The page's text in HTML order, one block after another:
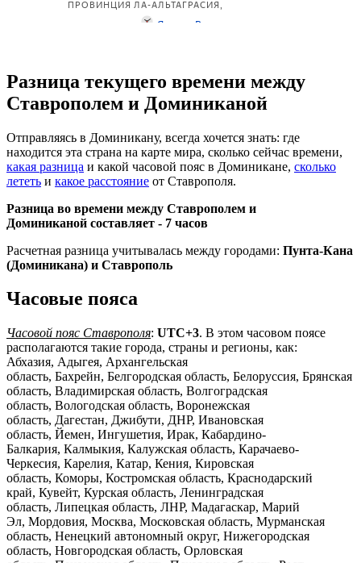
Разница текущего времени между
Ставрополем и Доминиканой
Отправляясь в Доминикану, всегда хочется знать: где
находится эта страна на карте мира, сколько сейчас времени,
какая разница и какой часовой пояс в Доминикане, сколько
лететь и какое расстояние от Ставрополя.
Разница во времени между Ставрополем и
Доминиканой составляет - 7 часов
Расчетная разница учитывалась между городами: Пунта-Кана
(Доминикана) и Ставрополь
Часовые пояса
Часовой пояс Ставрополя: UTC+3. В этом часовом поясе
располагаются такие города, страны и регионы, как:
Абхазия, Адыгея, Архангельская
область, Бахрейн, Белгородская область, Белоруссия, Брянская
область, Владимирская область, Волгоградская
область, Вологодская область, Воронежская
область, Дагестан, Джибути, ДНР, Ивановская
область, Йемен, Ингушетия, Ирак, Кабардино-
Балкария, Калмыкия, Калужская область, Карачаево-
Черкесия, Карелия, Катар, Кения, Кировская
область, Коморы, Костромская область, Краснодарский
край, Кувейт, Курская область, Ленинградская
область, Липецкая область, ЛНР, Мадагаскар, Марий
Эл, Мордовия, Москва, Московская область, Мурманская
область, Ненецкий автономный округ, Нижегородская
область, Новгородская область, Орловская